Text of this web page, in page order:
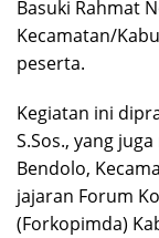
Basuki Rahmat
Kecamatan/
peserta.
Kegiatan ini
S.Sos., yang
Bendolo,
jajaran Forum
(Forkopimda)